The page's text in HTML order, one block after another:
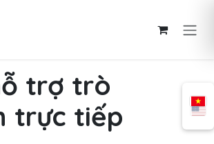
trợ trò
trực tiếp